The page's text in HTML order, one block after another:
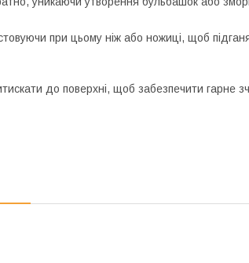
при цьому ніж або ножиці, щоб
до поверхні, щоб забезпечити гарне